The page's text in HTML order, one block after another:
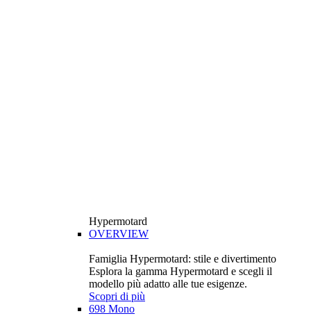
Hypermotard
OVERVIEW
Famiglia Hypermotard: stile e divertimento
Esplora la gamma Hypermotard e scegli il
modello più adatto alle tue esigenze.
Scopri di più
698 Mono